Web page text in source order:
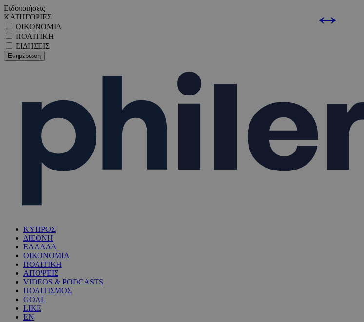
Ειδοποιήσεις
ΚΑΤΗΓΟΡΙΕΣ
ΟΙΚΟΝΟΜΙΑ
ΠΟΛΙΤΙΚΗ
ΕΙΔΗΣΕΙΣ
ΚΥΠΡΟΣ
ΔΙΕΘΝΗ
ΕΛΛΑΔΑ
ΟΙΚΟΝΟΜΙΑ
ΠΟΛΙΤΙΚΗ
ΑΠΟΨΕΙΣ
VIDEOS & PODCASTS
ΠΟΛΙΤΙΣΜΟΣ
GOAL
LIKE
EN